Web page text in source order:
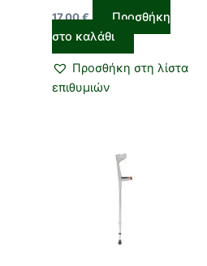
17,00€
Προσθήκη
στο καλάθι
Προσθήκη στη λίστα
επιθυμιών